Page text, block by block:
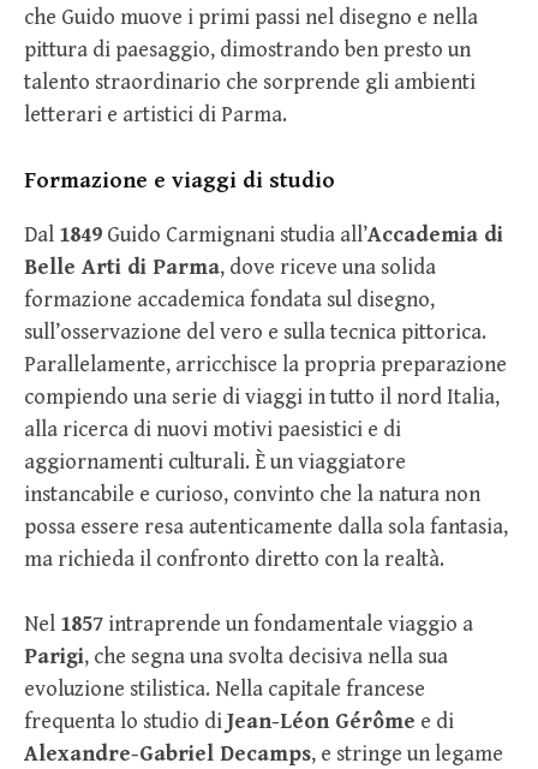
che Guido muove i primi passi nel disegno e nella
pittura di paesaggio, dimostrando ben presto un
talento straordinario che sorprende gli ambienti
letterari e artistici di Parma.
Formazione e viaggi di studio
Dal 1849 Guido Carmignani studia all’Accademia di
Belle Arti di Parma, dove riceve una solida
formazione accademica fondata sul disegno,
sull’osservazione del vero e sulla tecnica pittorica.
Parallelamente, arricchisce la propria preparazione
compiendo una serie di viaggi in tutto il nord Italia,
alla ricerca di nuovi motivi paesistici e di
aggiornamenti culturali. È un viaggiatore
instancabile e curioso, convinto che la natura non
possa essere resa autenticamente dalla sola fantasia,
ma richieda il confronto diretto con la realtà.
Nel 1857 intraprende un fondamentale viaggio a
Parigi, che segna una svolta decisiva nella sua
evoluzione stilistica. Nella capitale francese
frequenta lo studio diJean-Léon Gérôme e di
Alexandre-Gabriel Decamps, e stringe un legame